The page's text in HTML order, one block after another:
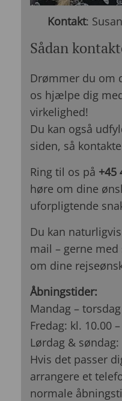
Kontakt:
Sådan
Drømmer du om
os hjælpe dig
virkelighed!
Du kan også
siden, så
Ring til os på +45
høre om dine
uforpligtende
Du kan
mail – gerne
om dine
Åbningstider:
Mandag –
Fredag: kl. 10.00
Lørdag & søndag:
Hvis det passer
arrangere et
normale